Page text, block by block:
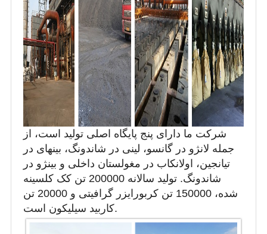
شرکت ما دارای پنج پایگاه اصلی تولید است، از
جمله لانژو در گانسو، لینی در شاندونگ، بینهای در
تیانجین، اولانکاب در مغولستان داخلی و بینژو در
شاندونگ. تولید سالانه 200000 تن کک کلسینه
شده، 150000 تن کربورایزر گرافیتی و 20000 تن
کاربید سیلیکون است.